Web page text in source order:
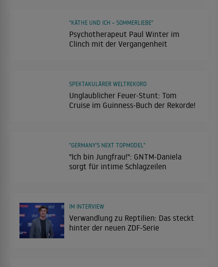
Psychotherapeut Paul Winter im
Clinch mit der Vergangenheit
"KÄTHE UND ICH – SOMMERLIEBE"
Unglaublicher Feuer-Stunt: Tom
Cruise im Guinness-Buch der Rekorde!
SPEKTAKULÄRER WELTREKORD
"Ich bin Jungfrau!": GNTM-Daniela
sorgt für intime Schlagzeilen
"GERMANY'S NEXT TOPMODEL"
Verwandlung zu Reptilien: Das steckt
hinter der neuen ZDF-Serie
IM INTERVIEW